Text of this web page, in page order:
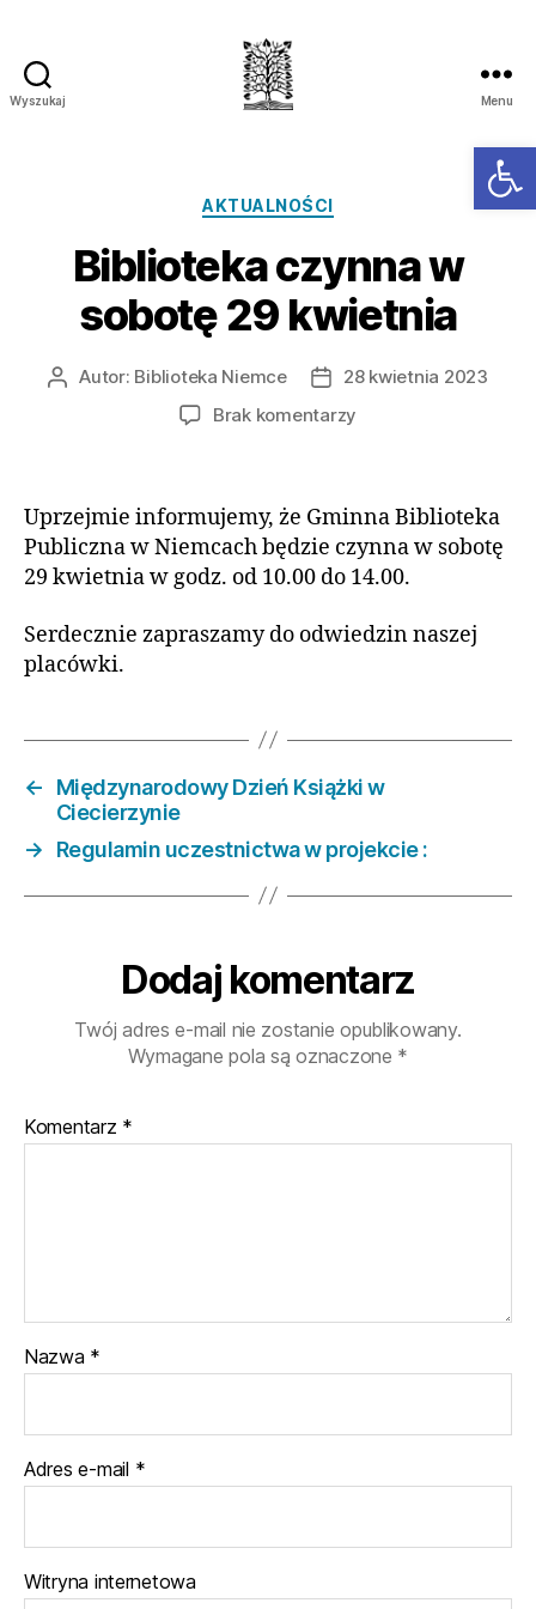
Wyszukaj Menu
AKTUALNOŚCI
Biblioteka czynna w
sobotę 29 kwietnia
Autor: Biblioteka Niemce
28 kwietnia 2023
Brak komentarzy
Uprzejmie informujemy, że Gminna Biblioteka
Publiczna w Niemcach będzie czynna w sobotę
29 kwietnia w godz. od 10.00 do 14.00.
Serdecznie zapraszamy do odwiedzin naszej
placówki.
←
Międzynarodowy Dzień Książki w
Ciecierzynie
→
Regulamin uczestnictwa w projekcie :
Dodaj komentarz
Twój adres e-mail nie zostanie opublikowany.
Wymagane pola są oznaczone *
Komentarz *
Nazwa *
Adres e-mail *
Witryna internetowa